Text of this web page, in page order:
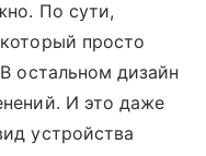
По сути,
просто
остальном дизайн
И это даже
устройства